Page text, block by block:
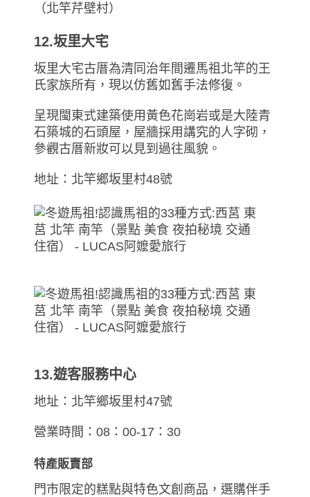
（北竿芹壁村）
12.坂里大宅
坂里大宅古厝為清同治年間遷馬祖北竿的王
氏家族所有，現以仿舊如舊手法修復。
呈現閩東式建築使用黃色花崗岩或是大陸青
石築城的石頭屋，屋牆採用講究的人字砌，
參觀古厝新妝可以見到過往風貌。
地址：北竿鄉坂里村48號
13.遊客服務中心
地址：北竿鄉坂里村47號
營業時間：08：00-17：30
特產販賣部
門市限定的糕點與特色文創商品，選購伴手